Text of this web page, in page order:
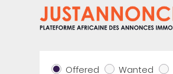
Offered Wanted